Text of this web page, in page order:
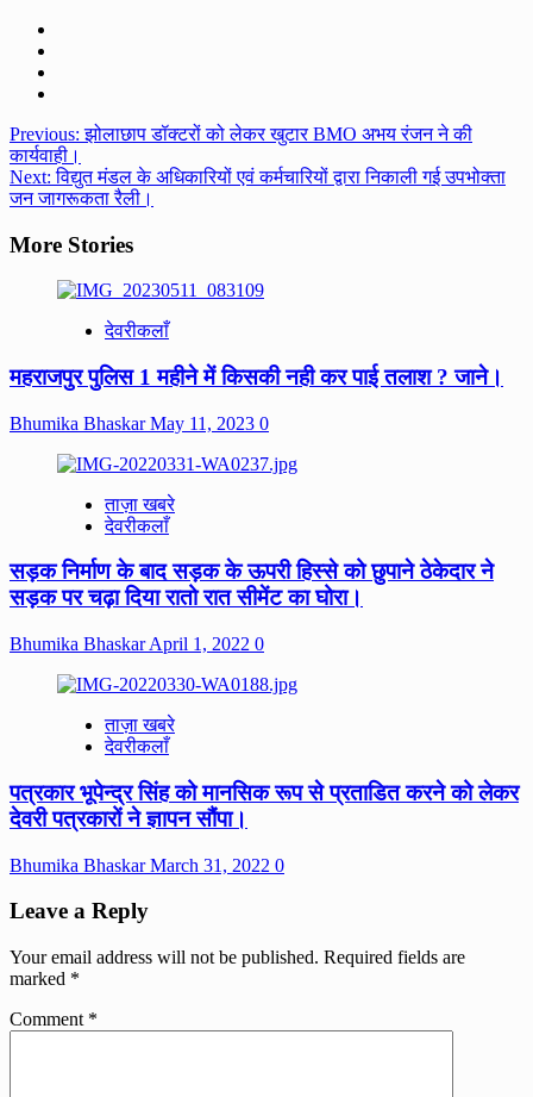
Post
navigation
Previous:झोलाछाप डॉक्टरों को लेकर खुटार BMO अभय रंजन ने की
कार्यवाही।
Next:विद्युत मंडल के अधिकारियों एवं कर्मचारियों द्वारा निकाली गई उपभोक्ता
जन जागरूकता रैली।
More Stories
देवरीकलाँ
महराजपुर पुलिस 1 महीने में किसकी नही कर पाई तलाश ? जाने।
Bhumika BhaskarMay 11, 2023 0
ताज़ा खबरे
देवरीकलाँ
सड़क निर्माण के बाद सड़क के ऊपरी हिस्से को छुपाने ठेकेदार ने
सड़क पर चढ़ा दिया रातो रात सीमेंट का घोरा।
Bhumika BhaskarApril 1, 2022 0
ताज़ा खबरे
देवरीकलाँ
पत्रकार भूपेन्द्र सिंह को मानसिक रूप से प्रताडित करने को लेकर
देवरी पत्रकारों ने ज्ञापन सौंपा।
Bhumika BhaskarMarch 31, 2022 0
Leave a Reply
Your email address will not be published. Required fields are
marked *
Comment *